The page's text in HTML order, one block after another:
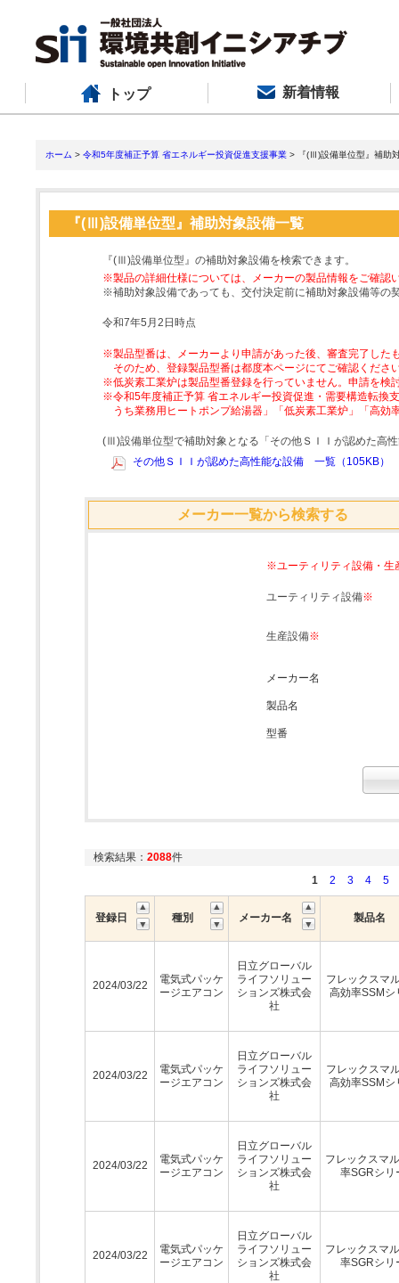
トップ 新着情報
ホーム > 令和5年度補正予算 省エネルギー投資促進支援事業 > 『(Ⅲ)設備単位型』補助
『(Ⅲ)設備単位型』補助対象設備一覧
『(Ⅲ)設備単位型』の補助対象設備を検索できます。
※製品の詳細仕様については、メーカーの製品情報をご確認
※補助対象設備であっても、交付決定前に補助対象設備等の
令和7年5月2日時点
※製品型番は、メーカーより申請があった後、審査完了した
そのため、登録製品型番は都度本ページにてご確認くださ
※低炭素工業炉は製品型番登録を行っていません。申請を検
※令和5年度補正予算 省エネルギー投資促進・需要構造転換
うち業務用ヒートポンプ給湯器」「低炭素工業炉」「高
(Ⅲ)設備単位型で補助対象となる「その他ＳＩＩが認めた高
その他ＳＩＩが認めた高性能な設備 一覧（105KB）
メーカー一覧から検索する
※ユーティリティ設備・生
ユーティリティ設備※
生産設備※
メーカー名
製品名
型番
検索結果： 2088件
1
2 3 4 5
登録日 種別 メーカー名 製品名
2024/03/22
電気式パッケ
ージエアコン
日立グローバル
ライフソリュー
ションズ株式会
社
フレックスマ
高効率SSMシ
2024/03/22
電気式パッケ
ージエアコン
日立グローバル
ライフソリュー
ションズ株式会
社
フレックスマ
高効率SSMシ
2024/03/22
電気式パッケ
ージエアコン
日立グローバル
ライフソリュー
ションズ株式会
社
フレックスマ
率SGRシリ
2024/03/22
電気式パッケ
ージエアコン
日立グローバル
ライフソリュー
ションズ株式会
社
フレックスマ
率SGRシリ